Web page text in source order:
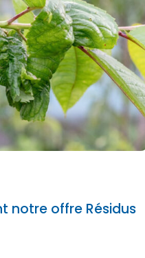
notre offre Résidus